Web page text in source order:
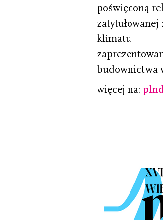
poświęconą
klimatu
budownictwa
więcej na: pln